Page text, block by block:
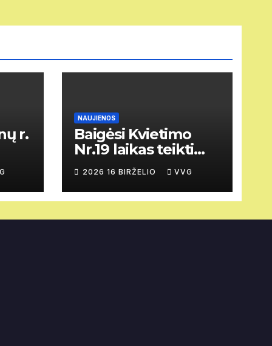
r.
NAUJIENOS
Baigėsi Kvietimo
Nr.19 laikas teikti
vietos projektų
paraiškas.
2026 16 BIRŽELIO VVG